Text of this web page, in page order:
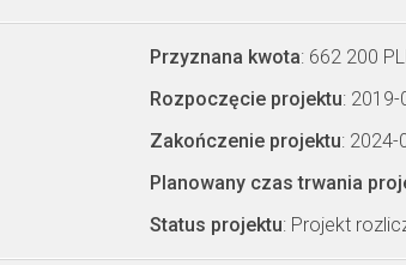
Przyznana kwota: 662 200
Rozpoczęcie projektu: 2019-
Zakończenie projektu: 2024-
Planowany czas trwania
Status projektu: Projekt